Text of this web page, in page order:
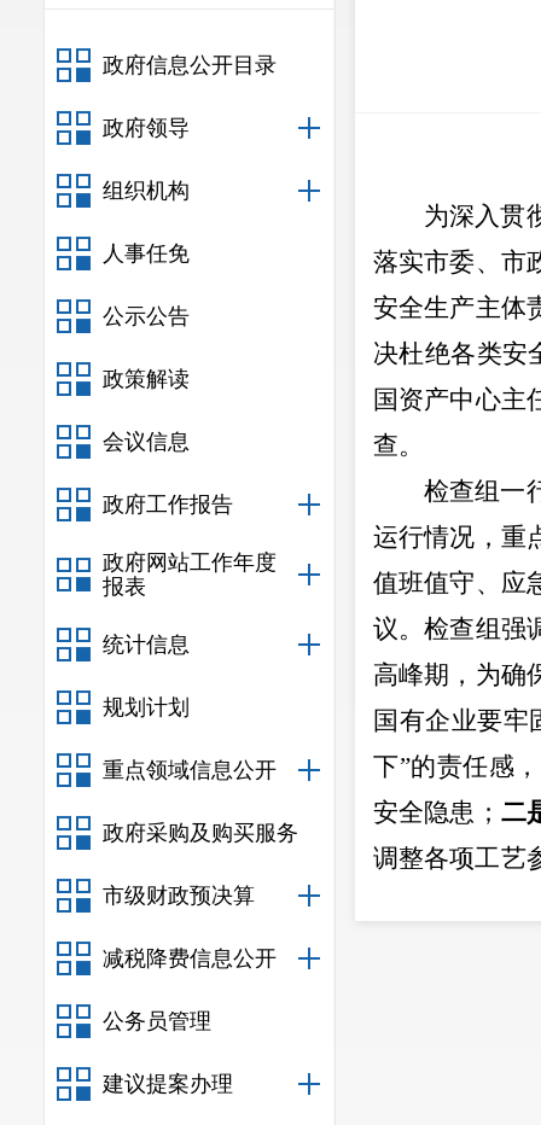
政府信息公开目录
政府领导
组织机构
人事任免
公示公告
政策解读
会议信息
政府工作报告
政府网站工作年度
报表
统计信息
规划计划
重点领域信息公开
政府采购及购买服务
市级财政预决算
减税降费信息公开
公务员管理
建议提案办理
为深入贯
落实市委、 市
安全生产主体
决杜绝各类安
国资产中心主
查。
检查组一
运行情况，重
值班值守、应
议。检查组强
高峰期， 为确
国有企业要牢
下”的责任感
安全隐患 ； 二
调整各项工艺